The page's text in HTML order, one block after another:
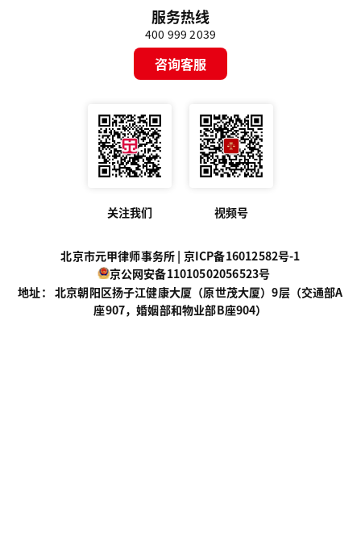
服务热线
400 999 2039
咨询客服
关注我们 视频号
北京市元甲律师事务所 | 京ICP备16012582号-1
京公网安备11010502056523号
地址： 北京朝阳区扬子江健康大厦（原世茂大厦）9层（交通部A
座907，婚姻部和物业部B座904）